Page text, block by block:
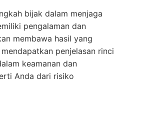
bijak dalam menjaga
pengalaman dan
membawa hasil yang
penjelasan rinci
keamanan dan
Anda dari risiko